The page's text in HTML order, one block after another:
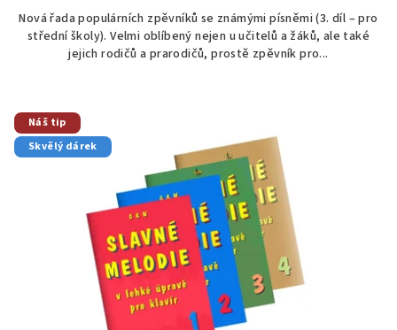
z
5
hvězdiček.
Nová řada populárních zpěvníků se známými písněmi (3. díl – pro
střední školy). Velmi oblíbený nejen u učitelů a žáků, ale také
jejich rodičů a prarodičů, prostě zpěvník pro...
Náš tip
Skvělý dárek